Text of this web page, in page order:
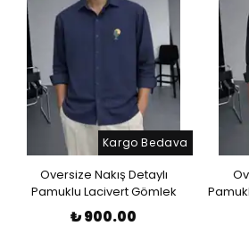
Kargo Bedava
Oversize Nakış Detaylı
Pamuklu Lacivert Gömlek
₺ 900.00